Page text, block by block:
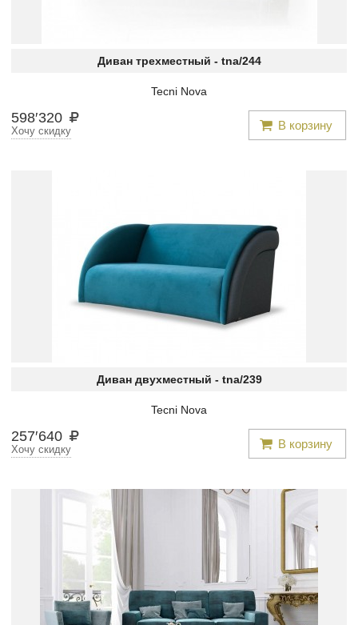
Диван трехместный - tna/244
Tecni Nova
598′320 В корзину
Хочу скидку
Диван двухместный - tna/239
Tecni Nova
257′640 В корзину
Хочу скидку